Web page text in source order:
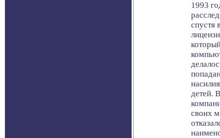
1993
спустя
детей.
своих